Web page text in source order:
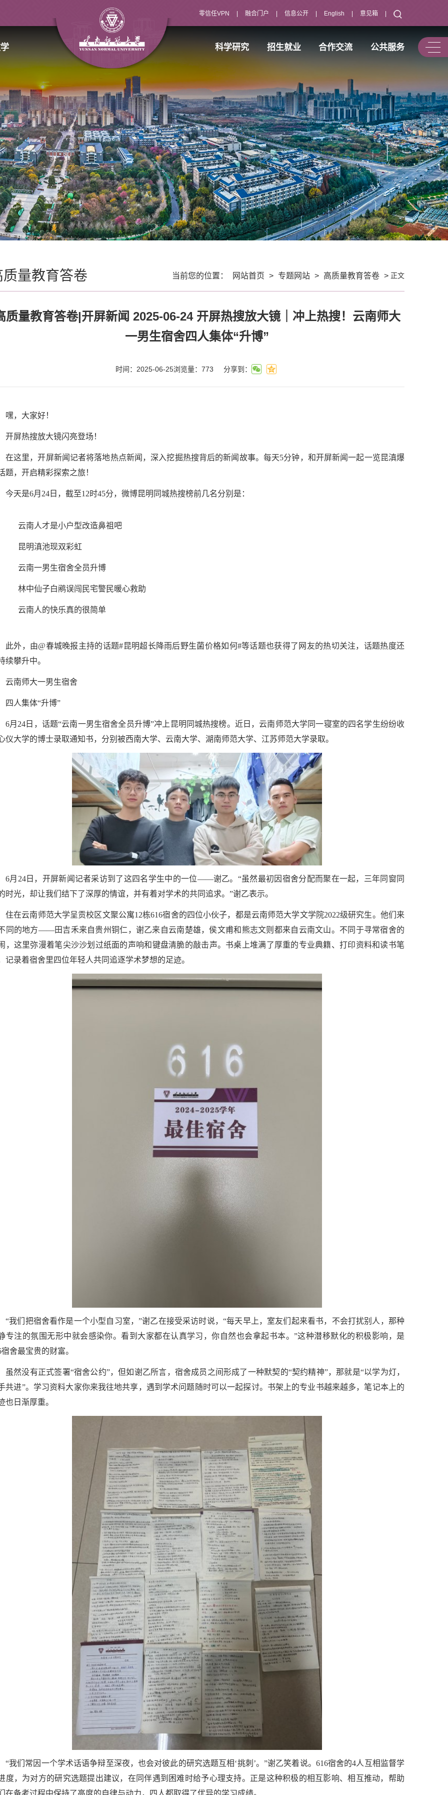
零信任VPN 融合门户 信息公开 English 意见箱
科学研究 招生就业 合作交流 公共服务
质量教育答卷 当前您的位置： 网站首页 > 专题网站 > 高质量教育答卷 > 正文
质量教育答卷|开屏新闻 2025-06-24 开屏热搜放大镜｜冲上热搜！云南师大
一男生宿舍四人集体“升博”
时间：2025-06-25浏览量： 773 分享到：
嘿，大家好！
开屏热搜放大镜闪亮登场！
在这里，开屏新闻记者将落地热点新闻，深入挖掘热搜背后的新闻故事。每天5分钟，和开屏新闻一起一览昆滇爆
题，开启精彩探索之旅！
今天是6月24日，截至12时45分，微博昆明同城热搜榜前几名分别是：
云南人才是小户型改造鼻祖吧
昆明滇池现双彩虹
云南一男生宿舍全员升博
林中仙子白鹇误闯民宅警民暖心救助
云南人的快乐真的很简单
此外，由@春城晚报主持的话题#昆明超长降雨后野生菌价格如何#等话题也获得了网友的热切关注，话题热度还
续攀升中。
云南师大一男生宿舍
四人集体“升博”
6月24日，话题“云南一男生宿舍全员升博”冲上昆明同城热搜榜。近日，云南师范大学同一寝室的四名学生纷纷收
仪大学的博士录取通知书，分别被西南大学、云南大学、湖南师范大学、江苏师范大学录取。
6月24日，开屏新闻记者采访到了这四名学生中的一位——谢乙。“虽然最初因宿舍分配而聚在一起，三年同窗同
时光，却让我们结下了深厚的情谊，并有着对学术的共同追求。”谢乙表示。
住在云南师范大学呈贡校区文聚公寓12栋616宿舍的四位小伙子，都是云南师范大学文学院2022级研究生。他们来
同的地方——田吉禾来自贵州铜仁，谢乙来自云南楚雄，侯文甫和熊志文则都来自云南文山。不同于寻常宿舍的
，这里弥漫着笔尖沙沙划过纸面的声响和键盘清脆的敲击声。书桌上堆满了厚重的专业典籍、打印资料和读书笔
记录着宿舍里四位年轻人共同追逐学术梦想的足迹。
“我们把宿舍看作是一个小型自习室，”谢乙在接受采访时说，“每天早上，室友们起来看书，不会打扰别人，那种
专注的氛围无形中就会感染你。看到大家都在认真学习，你自然也会拿起书本。”这种潜移默化的积极影响，是
宿舍最宝贵的财富。
虽然没有正式签署“宿舍公约”，但如谢乙所言，宿舍成员之间形成了一种默契的“契约精神”，那就是“以学为灯，
共进”。学习资料大家你来我往地共享，遇到学术问题随时可以一起探讨。书架上的专业书越来越多，笔记本上的
也日渐厚重。
“我们常因一个学术话语争辩至深夜，也会对彼此的研究选题互相‘挑刺’。”谢乙笑着说。616宿舍的4人互相监督学
度，为对方的研究选题提出建议，在同伴遇到困难时给予心理支持。正是这种积极的相互影响、相互推动，帮助
在备考过程中保持了高度的自律与动力，四人都取得了优异的学习成绩。